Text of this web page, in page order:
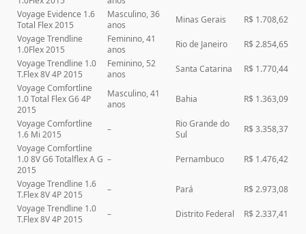
Voyage Evidence 1.6
Total Flex 2015
Masculino, 36
anos
Minas Gerais
R$ 1.708,62
Voyage Trendline
1.0Flex 2015
Feminino, 41
anos
Rio de Janeiro
R$ 2.854,65
Voyage Trendline 1.0
T.Flex 8V 4P 2015
Feminino, 52
anos
Santa Catarina
R$ 1.770,44
Voyage Comfortline
1.0 Total Flex G6 4P
2015
Masculino, 41
anos
Bahia R$ 1.363,09
Voyage Comfortline
1.6 Mi 2015
–
Rio Grande do
Sul
R$ 3.358,37
Voyage Comfortline
1.0 8V G6 Totalflex A G
2015
– Pernambuco R$ 1.476,42
Voyage Trendline 1.6
T.Flex 8V 4P 2015
– Pará
R$ 2.973,08
Voyage Trendline 1.0
T.Flex 8V 4P 2015
– Distrito Federal R$ 2.337,41